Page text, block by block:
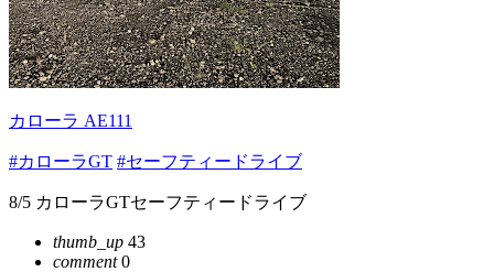
カローラ AE111
#カローラGT #セーフティードライブ
8/5 カローラGTセーフティードライブ
thumb_up 43
comment0